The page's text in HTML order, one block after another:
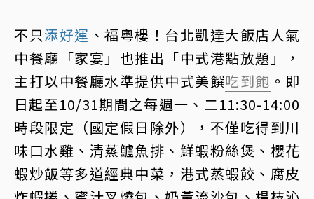
不只添好運 、福粵樓！台北凱達大飯店人氣
中餐廳「家宴」也推出「中式港點放題」，
主打以中餐廳水準提供中式美饌吃到飽 。即
日起至10/31期間之每週一、二11:30-14:00
時段限定（國定假日除外），不僅吃得到川
味口水雞、清蒸鱸魚排、鮮蝦粉絲煲、櫻花
蝦炒飯等多道經典中菜，港式蒸蝦餃、腐皮